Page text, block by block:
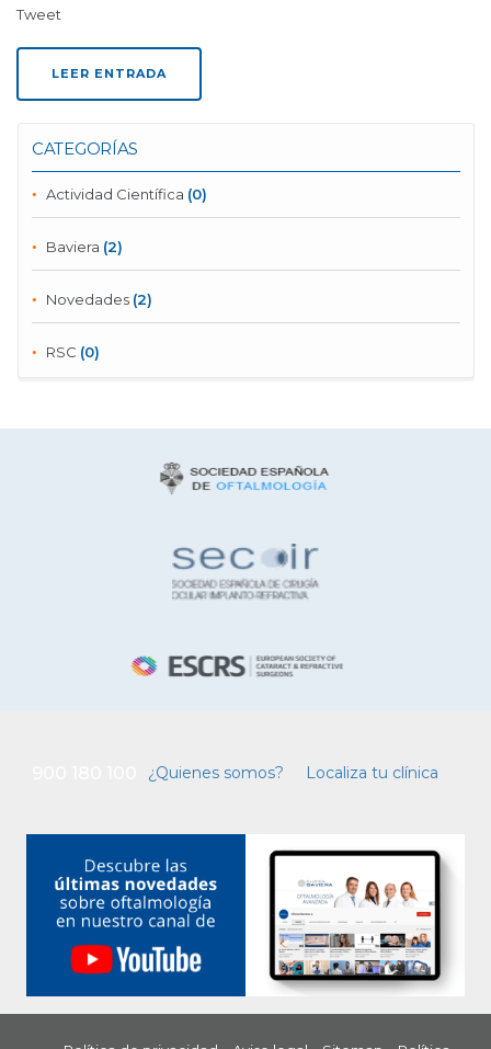
Tweet
LEER ENTRADA
CATEGORÍAS
Actividad Científica (0)
Baviera (2)
Novedades (2)
RSC (0)
¿Quienes somos? Localiza tu clínica